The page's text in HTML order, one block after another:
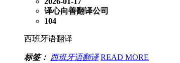
译心向善翻译公司
104
西班牙语翻译
标签： 西班牙语翻译 READ MORE